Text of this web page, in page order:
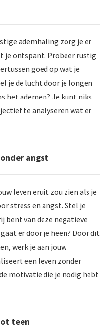
ademhaling zorg je er
je ontspant. Probeer rustig
goed op wat je
je de lucht door je longen
het ademen? Je kunt niks
te analyseren wat er
angst
leven eruit zou zien als je
stress en angst. Stel je
bent van deze negatieve
er door je heen? Door dit
werk je aan jouw
een leven zonder
motivatie die je nodig hebt
teen